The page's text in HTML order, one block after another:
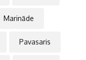
Marināde
Pavasaris